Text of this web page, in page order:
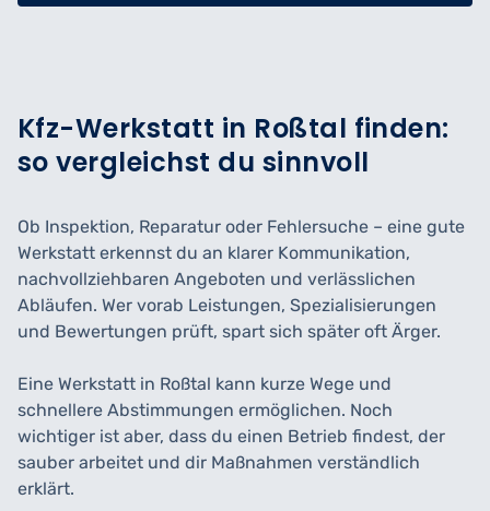
Kfz-Werkstatt in Roßtal finden:
so vergleichst du sinnvoll
Ob Inspektion, Reparatur oder Fehlersuche – eine gute
Werkstatt erkennst du an klarer Kommunikation,
nachvollziehbaren Angeboten und verlässlichen
Abläufen. Wer vorab Leistungen, Spezialisierungen
und Bewertungen prüft, spart sich später oft Ärger.
Eine Werkstatt in Roßtal kann kurze Wege und
schnellere Abstimmungen ermöglichen. Noch
wichtiger ist aber, dass du einen Betrieb findest, der
sauber arbeitet und dir Maßnahmen verständlich
erklärt.